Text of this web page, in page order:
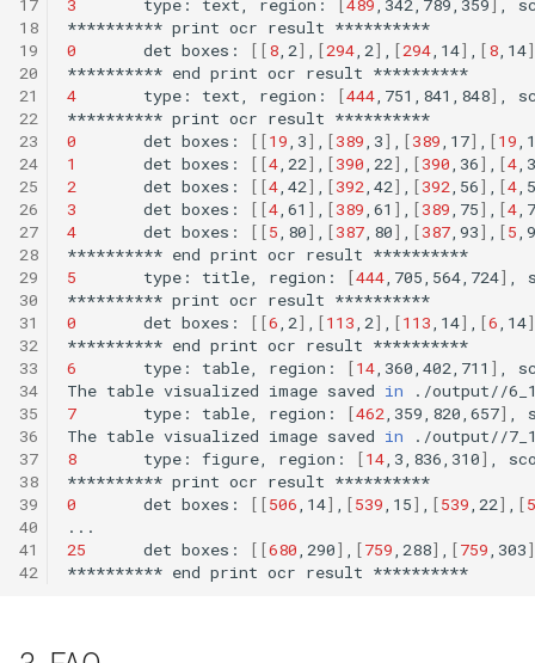
18
19
20
21
22
23
24
25
26
27
28
29
30
31
32
33
34
35
36
37
38
39
40
41
42
********** print ocr result
0
det boxes: [[8 ,2] [294 ,2] [294 ,14] [8 ,14
********** end print ocr result
4
type: text, region: [444 ,751,841,848]
********** print ocr result
0
det boxes: [[19 ,3] [389 ,3] [389 ,17] [19
1
det boxes: [[4 ,22] [390 ,22] [390 ,36] [4
2
det boxes: [[4 ,42] [392 ,42] [392 ,56] [4
3
det boxes: [[4 ,61 ] [389 ,61 ] [389 ,75] [4
4
det boxes: [[5 ,80] [387 ,80] [387 ,93] [5
********** end print ocr result
5
type: title, region: [444 ,705,564,724]
********** print ocr result
0
det boxes: [[6 ,2] [113 ,2] [113 ,14] [6 ,14
********** end print ocr result
6
type: table, region: [14 ,360,402,711 ]
The table visualized image saved in
7
type: table, region: [462 ,359,820,657]
The table visualized image saved in
8
type: figure, region: [14 ,3,836,310]
********** print ocr result
0
det boxes: [[506 ,14] [539 ,15] [539 ,22] [
25
det boxes: [[680 ,290] [759 ,288] [759 ,303]
********** end print ocr result